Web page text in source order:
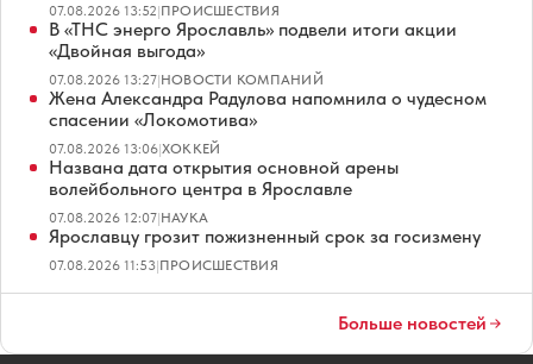
07.08.2026 13:52|ПРОИСШЕСТВИЯ
В «ТНС энерго Ярославль» подвели итоги акции
«Двойная выгода»
07.08.2026 13:27|НОВОСТИ КОМПАНИЙ
Жена Александра Радулова напомнила о чудесном
спасении «Локомотива»
07.08.2026 13:06|ХОККЕЙ
Названа дата открытия основной арены
волейбольного центра в Ярославле
07.08.2026 12:07|НАУКА
Ярославцу грозит пожизненный срок за госизмену
07.08.2026 11:53|ПРОИСШЕСТВИЯ
Больше новостей